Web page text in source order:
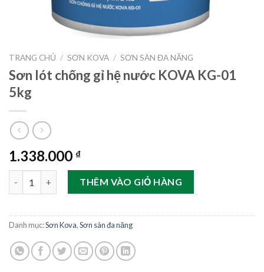
TRANG CHỦ / SƠN KOVA / SƠN SÀN ĐA NĂNG
Sơn lót chống gỉ hệ nước KOVA KG-01
5kg
1.338.000 ₫
Sơn lót chống gỉ hệ nước KOVA KG-01 5kg số lượng
THÊM VÀO GIỎ HÀNG
Danh mục:Sơn Kova,Sơn sàn đa năng